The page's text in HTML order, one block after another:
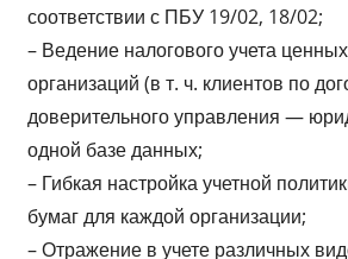
соответствии с ПБУ 19/02, 18/02;
– Ведение налогового учета
организаций (в т. ч. клиентов по
доверительного управления —
одной базе данных;
– Гибкая настройка учетной
бумаг для каждой организации;
– Отражение в учете различных